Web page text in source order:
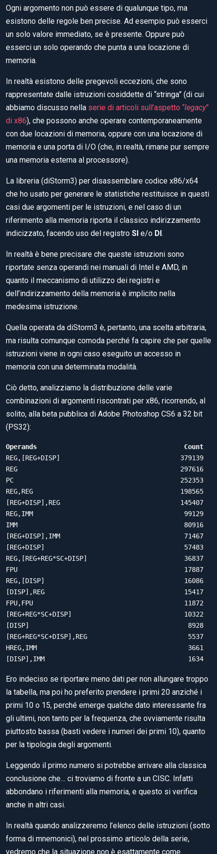
Ogni argomento non può essere di qualunque tipo, ma
esistono delle regole ben precise. Ad esempio può esserci
un solo valore immediato, se è presente. Oppure può
esserci un solo operando che punta a una locazione di
memoria.
In realtà esistono delle pregevoli eccezioni, che sono
rappresentate dalle istruzioni cosiddette di “stringa” (di cui
abbiamo discusso nella serie di articoli sull’aspetto “legacy”
di x86), che possono anche operare contemporaneamente
con due locazioni di memoria, oppure con una locazione di
memoria e una porta di I/O (che, in realtà, rimane pur sempre
una memoria esterna al processore).
La libreria (diStorm3) per disassemblare codice x86/x64
che ho usato per generare le statistiche restituisce in questi
casi due argomenti per le istruzioni, e nel caso di un
riferimento alla memoria riporta il classico indirizzamento
indicizzato, facendo uso del registro SI e/o DI.
In realtà è bene precisare che queste istruzioni sono
riportate senza operandi nei manuali di Intel e AMD, in
quanto il meccanismo di utilizzo dei registri e
dell’indirizzamento della memoria è implicito nella
medesima istruzione.
Quella operata da diStorm3 è, pertanto, una scelta arbitraria,
ma risulta comunque comoda perché fa capire che per quelle
istruzioni viene in ogni caso eseguito un accesso in
memoria con una determinata modalità.
Ciò detto, analizziamo la distribuzione delle varie
combinazioni di argomenti riscontrati per x86, ricorrendo, al
solito, alla beta pubblica di Adobe Photoshop CS6 a 32 bit
(PS32):
Operands                                      Count
REG,[REG+DISP]                               379139
REG                                          297616
PC                                           252353
REG,REG                                      198565
[REG+DISP],REG                               145407
REG,IMM                                       99129
IMM                                           80916
[REG+DISP],IMM                                71467
[REG+DISP]                                    57483
REG,[REG+REG*SC+DISP]                         36837
FPU                                           17887
REG,[DISP]                                    16086
[DISP],REG                                    15417
FPU,FPU                                       11872
[REG+REG*SC+DISP]                             10322
[DISP]                                         8928
[REG+REG*SC+DISP],REG                          5537
HREG,IMM                                       3661
[DISP],IMM                                     1634
Ero indeciso se riportare meno dati per non allungare troppo
la tabella, ma poi ho preferito prendere i primi 20 anziché i
primi 10 o 15, perché emerge qualche dato interessante fra
gli ultimi, non tanto per la frequenza, che ovviamente risulta
piuttosto bassa (basti vedere i numeri dei primi 10), quanto
per la tipologia degli argomenti.
Leggendo il primo numero si potrebbe arrivare alla classica
conclusione che… ci troviamo di fronte a un CISC. Infatti
abbondano i riferimenti alla memoria, e questo si verifica
anche in altri casi.
In realtà quando analizzeremo l’elenco delle istruzioni (sotto
forma di mnemonici), nel prossimo articolo della serie,
vedremo che la situazione non è esattamente come